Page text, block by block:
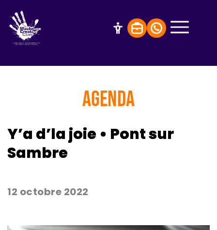
AGENDA
Y’a d’la joie • Pont sur
Sambre
12 octobre 2022